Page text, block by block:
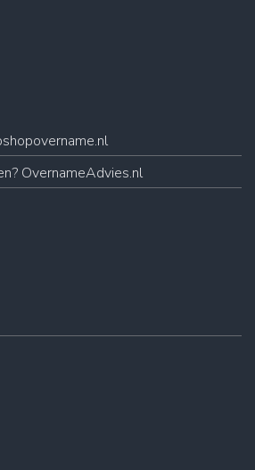
? OvernameAdvies.nl